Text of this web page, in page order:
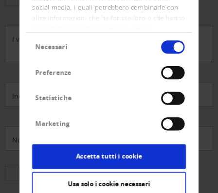
social media, i quali potrebbero combinarle con
altre informazioni che ha fornito loro o che hanno
delNecessari
Preferenze
Statistiche
Marketing
Accetta tutti i cookie
Usa solo i cookie necessari
I vostri commenti
Indirizzo e-mail*
No. di telefono
Sono a conoscenza e accetto la
dichiarazione sulla protezione dei dati.